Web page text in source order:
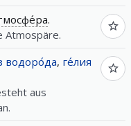
.
Atmospäre.
водоро́да, ге́лия
aus